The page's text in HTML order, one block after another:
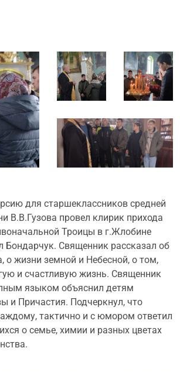
для старшеклассников средней
В.В.Гузова провел клирик прихода
Троицы в г.Жлобине
Бондарчук. Священник рассказал об
о жизни земной и Небесной, о том,
и счастливую жизнь. Священник
языком объяснил детям
и Причастия. Подчеркнул, что
тактично и с юмором ответил
о семье, химии и разных цветах